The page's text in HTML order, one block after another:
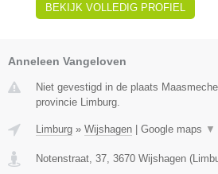
BEKIJK VOLLEDIG PROFIEL
Anneleen Vangeloven
Niet gevestigd in de plaats
provincie Limburg.
Limburg » Wijshagen Google maps ▼
Notenstraat, 37 3670 Wijshagen (